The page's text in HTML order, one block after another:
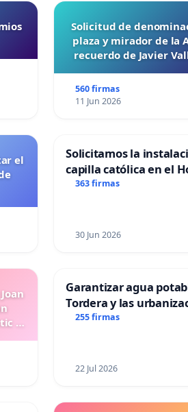
Solicitud de
plaza y mirador de la
recuerdo de Javier
560 firmas
11 Jun 2026
el
Solicitamos la
capilla católica en el
Alcañiz
363 firmas
30 Jun 2026
i
Garantizar agua
Tordera y las
255 firmas
22 Jul 2026